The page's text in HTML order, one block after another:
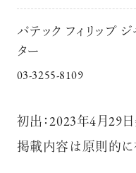
パテック フィリップ
ター
03-3255-8109
初出：2023年4月29日
掲載内容は原則的に